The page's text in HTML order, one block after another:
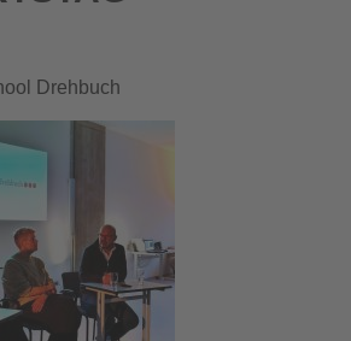
Drehbuch